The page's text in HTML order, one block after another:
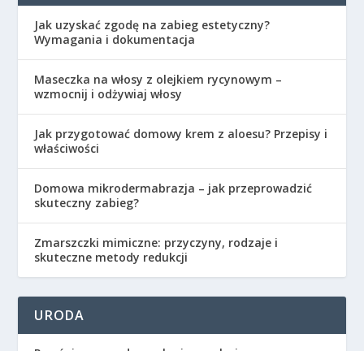
Jak uzyskać zgodę na zabieg estetyczny?
Wymagania i dokumentacja
Maseczka na włosy z olejkiem rycynowym –
wzmocnij i odżywiaj włosy
Jak przygotować domowy krem z aloesu? Przepisy i
właściwości
Domowa mikrodermabrazja – jak przeprowadzić
skuteczny zabieg?
Zmarszczki mimiczne: przyczyny, rodzaje i
skuteczne metody redukcji
URODA